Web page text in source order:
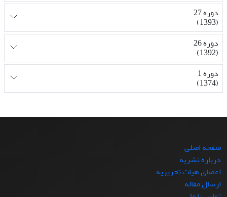
دوره 27
(1393)
دوره 26
(1392)
دوره 1
(1374)
صفحه اصلی
درباره نشریه
اعضای هیات تحریریه
ارسال مقاله